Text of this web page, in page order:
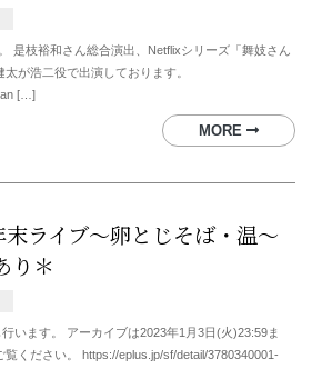
是枝裕和さん総合演出、Netflixシリーズ「舞妓さん
太が浩二役で出演しております。
[…]
MORE
ライブ〜卵とじそば・温〜
り＊
います。 アーカイブは2023年1月3日(火)23:59ま
ください。 https://eplus.jp/sf/detail/3780340001-